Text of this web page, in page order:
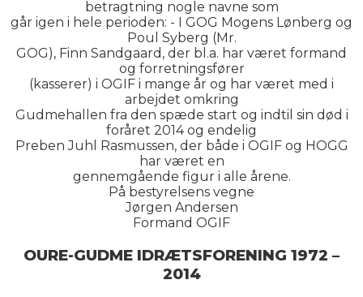
betragtning nogle navne som
går igen i hele perioden: - I GOG Mogens Lønberg og
Poul Syberg (Mr.
GOG), Finn Sandgaard, der bl.a. har været formand
og forretningsfører
(kasserer) i OGIF i mange år og har været med i
arbejdet omkring
Gudmehallen fra den spæde start og indtil sin død i
foråret 2014 og endelig
Preben Juhl Rasmussen, der både i OGIF og HOGG
har været en
gennemgående figur i alle årene.
På bestyrelsens vegne
Jørgen Andersen
Formand OGIF
OURE-GUDME IDRÆTSFORENING 1972 –
2014